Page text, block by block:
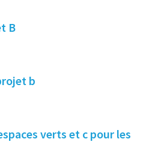
B
b
verts et c pour les